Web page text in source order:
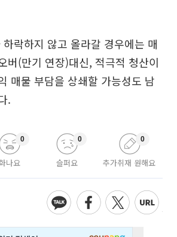
락하지 않고 올라갈 경우에는 매
버(만기 연장)대신, 적극적 청산이
매물 부담을 상쇄할 가능성도 남
.
나요
0
슬퍼요
0
추가취재 원해요
0